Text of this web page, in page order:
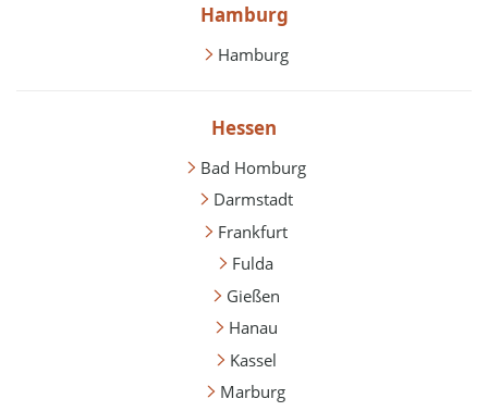
Hamburg
Hamburg
Hessen
Bad Homburg
Darmstadt
Frankfurt
Fulda
Gießen
Hanau
Kassel
Marburg